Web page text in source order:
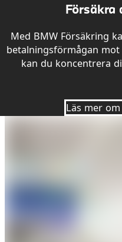
Försäkra
Med BMW Försäkring
betalningsförmågan mot
kan du koncentrera
Läs mer